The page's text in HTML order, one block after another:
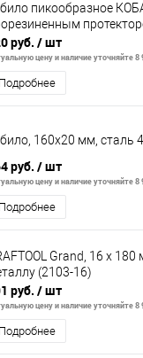
пикообразное
руб. / шт
цену и наличие уточняйте 8
Подробнее
160х20 мм, сталь
руб. / шт
цену и наличие уточняйте 8
Подробнее
Grand, 16 х
(2103-16)
руб. / шт
цену и наличие уточняйте 8
Подробнее